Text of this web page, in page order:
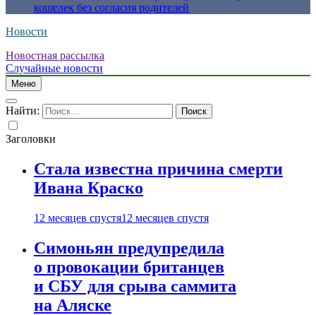
кошелек без согласия родителей
Новости
Новостная рассылка
Случайные новости
Меню
Найти:
Заголовки
Стала известна причина смерти
Ивана Краско
12 месяцев спустя12 месяцев спустя
Симоньян предупредила
о провокации британцев
и СБУ для срыва саммита
на Аляске